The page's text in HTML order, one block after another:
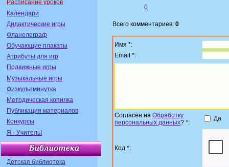
Расписание уроков
Календари
Дидактические игры
Фланелеграф
Обучающие плакаты
Атрибуты для игр
Подвижные игры
Музыкальные игры
Физкультминутка
Методическая копилка
Публикация материалов
Конкурсы
Я - Учитель!
Детская библиотека
0
Всего комментариев: 0
Имя *:
Email *:
Согласен на Обработку
персональных данных? *:
Да
Код *: